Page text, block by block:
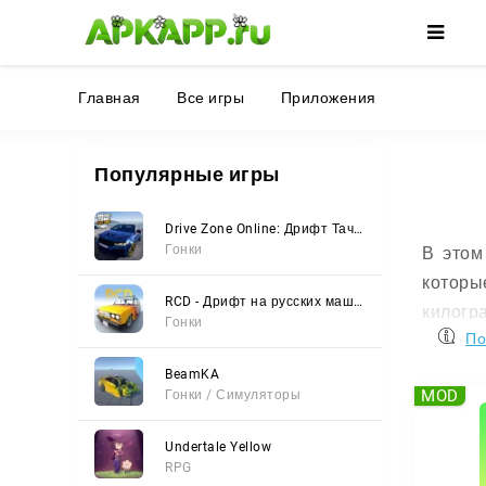
🌸 🌼 🌺
Главная Все игры Приложения
Популярные игры
Drive Zone Online: Дрифт Тачки
Гонки
RCD - Дрифт на русских машинах
Гонки
BeamKA
Гонки / Симуляторы
Undertale Yellow
RPG
В
MOD